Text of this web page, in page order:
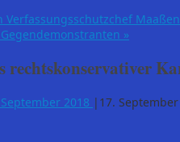
Maaßen
»
2018 | 17.